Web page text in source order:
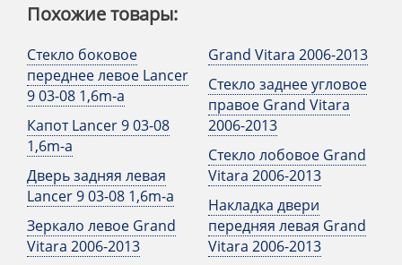
Похожие товары:
Стекло боковое
переднее левое Lancer
9 03-08 1,6m-a
Капот Lancer 9 03-08
1,6m-a
Дверь задняя левая
Lancer 9 03-08 1,6m-a
Зеркало левое Grand
Vitara 2006-2013
Grand Vitara 2006-2013
Стекло заднее угловое
правое Grand Vitara
2006-2013
Стекло лобовое Grand
Vitara 2006-2013
Накладка двери
передняя левая Grand
Vitara 2006-2013